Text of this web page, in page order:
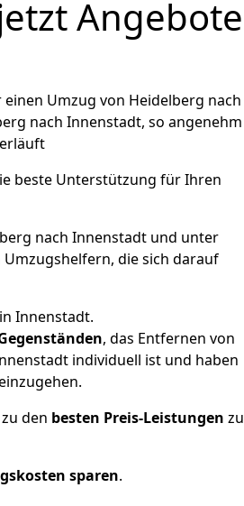
Angebote
Umzug von Heidelberg nach
nach Innenstadt, so angenehm
beste Unterstützung für Ihren
nach Innenstadt und unter
die sich darauf
Innenstadt.
, das Entfernen von
individuell ist und haben
den besten Preis-Leistungen zu
sparen.